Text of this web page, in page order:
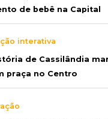
de bebê na Capital
interativa
de Cassilândia
praça no Centro